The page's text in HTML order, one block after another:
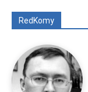
RedKomy